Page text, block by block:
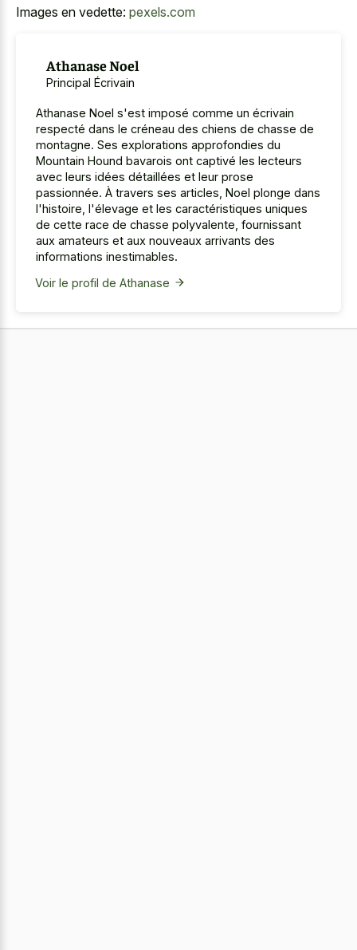
Images en vedette: pexels.com
Athanase Noel
Principal Écrivain
Athanase Noel s'est imposé comme un écrivain
respecté dans le créneau des chiens de chasse de
montagne. Ses explorations approfondies du
Mountain Hound bavarois ont captivé les lecteurs
avec leurs idées détaillées et leur prose
passionnée. À travers ses articles, Noel plonge dans
l'histoire, l'élevage et les caractéristiques uniques
de cette race de chasse polyvalente, fournissant
aux amateurs et aux nouveaux arrivants des
informations inestimables.
Voir le profil de Athanase